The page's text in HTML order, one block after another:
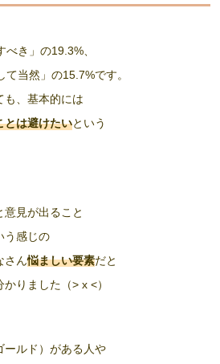
き」の19.3%、
当然」の15.7%です。
も、基本的には
とは避けたいという
意見が出ること
う感じの
さん悩ましい要素だと
りました（> x <）
ールド）がある人や